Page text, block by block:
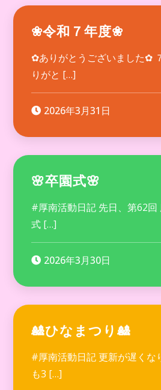
❀令和７年度❀
✿ありがとうございました✿
りがと […]
2026年3月31日
🌸卒園式🌸
#厚南活動日記 先日、第62回
式 […]
2026年3月30日
🎎ひなまつり🎎
#厚南活動日記 更新が遅くな
も3 […]